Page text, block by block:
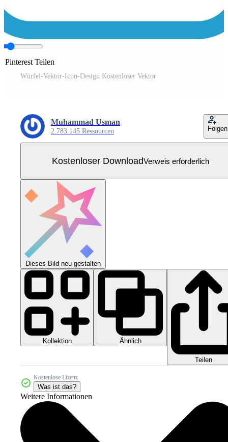
Pinterest Teilen
Würfel-Vektor-Icon-Design Kostenloser Vektor
Muhammad Usman
2.783.145 Ressourcen Folgen
Kostenloser DownloadVerweis erforderlich
Dieses Bild neu gestalten
Kollektion Ähnlich
Teilen
Kostenlose Lizenz
Was ist das?
Weitere Informationen